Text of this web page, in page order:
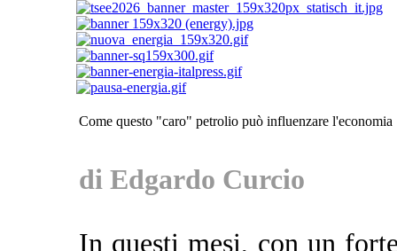
Come questo "caro" petrolio può influenzare l'economia
di Edgardo Curcio
In questi mesi, con un